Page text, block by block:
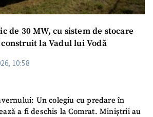
de 30 MW, cu sistem de stocare
la Vadul lui Vodă
10:58
Un colegiu cu predare în
a fi deschis la Comrat. Miniștrii au